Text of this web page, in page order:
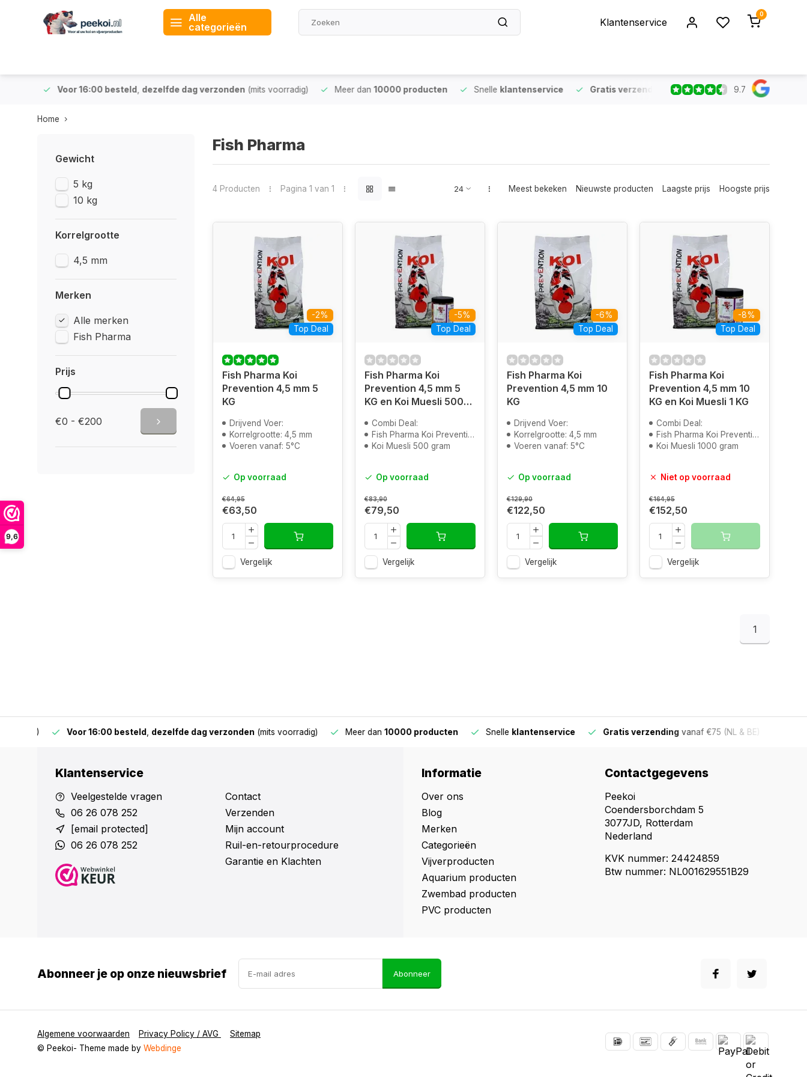
9,6
Alle
categorieën
Klantenservice
0
Voor 16:00 besteld , dezelfde dag verzonden(mits voorradig) Meer dan10000 producten Snelleklantenservice Gratis verzending vanaf €75 (NL & BE) Voor
9.7
Home
Gewicht
5 kg
10 kg
Korrelgrootte
4,5 mm
Merken
Alle merken
Fish Pharma
Prijs
€0 - €200
Fish Pharma
4 Producten Pagina 1 van 1 Meest bekeken Nieuwste producten Laagste prijs Hoogste prijs
-2%
Top Deal
Fish Pharma Koi
Prevention 4,5 mm 5
KG
Drijvend Voer:
Korrelgrootte: 4,5 mm
Voeren vanaf: 5°C
Op voorraad
€64,95
€63,50
Vergelijk
-5%
Top Deal
Fish Pharma Koi
Prevention 4,5 mm 5
KG en Koi Muesli 500
Combi Deal:
Fish Pharma Koi Prevention 5 KG
Koi Muesli 500 gram
Op voorraad
€83,90
€79,50
Vergelijk
-6%
Top Deal
Fish Pharma Koi
Prevention 4,5 mm 10
KG
Drijvend Voer:
Korrelgrootte: 4,5 mm
Voeren vanaf: 5°C
Op voorraad
€129,90
€122,50
Vergelijk
-8%
Top Deal
Fish Pharma Koi
Prevention 4,5 mm 10
KG en Koi Muesli 1 KG
Combi Deal:
Fish Pharma Koi Prevention 10 KG
Koi Muesli 1000 gram
Niet op voorraad
€164,95
€152,50
Vergelijk
1
Voor 16:00 besteld,dezelfde dag verzonden(mits voorradig) Meer dan10000 producten Snelleklantenservice Gratis verzendingvanaf €75 (NL & BE)
Klantenservice
Veelgestelde vragen
06 26 078 252
[email protected]
06 26 078 252
Contact
Verzenden
Mijn account
Ruil-en-retourprocedure
Garantie en Klachten
Informatie
Over ons
Blog
Merken
Categorieën
Vijverproducten
Aquarium producten
Zwembad producten
PVC producten
Contactgegevens
Peekoi
Coendersborchdam 5
3077JD, Rotterdam
Nederland
KVK nummer: 24424859
Btw nummer: NL001629551B29
Abonneer je op onze nieuwsbrief Abonneer
Algemene voorwaarden Privacy Policy / AVG
Sitemap
© Peekoi- Theme made by Webdinge